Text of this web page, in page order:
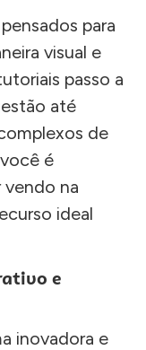
para
visual e
passo a
até
de
é
vendo na
ideal
e
inovadora e